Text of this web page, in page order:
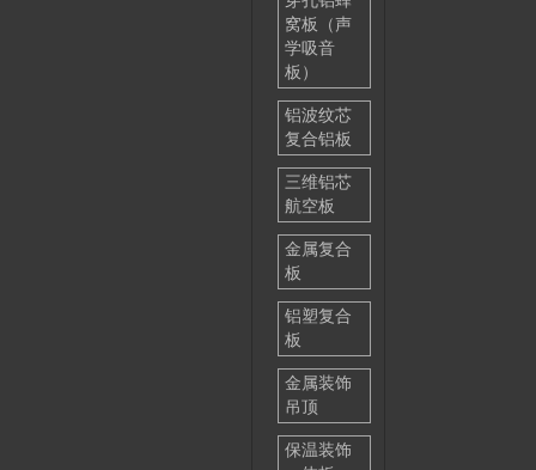
窝板（声
学吸音
板）
铝波纹芯
复合铝板
三维铝芯
航空板
金属复合
板
铝塑复合
板
金属装饰
吊顶
保温装饰